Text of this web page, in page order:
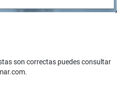
son correctas puedes consultar